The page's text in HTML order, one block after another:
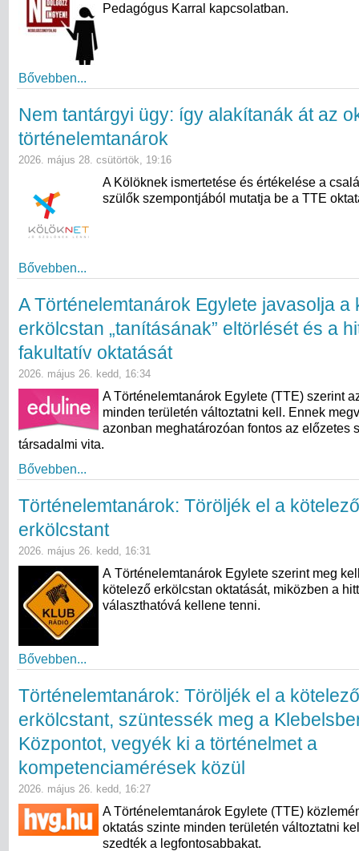
Pedagógus Karral kapcsolatban.
Bővebben...
Nem tantárgyi ügy: így alakítanák át az
történelemtanárok
2026. május 28. csütörtök, 19:16
A Kölöknek ismertetése és értékelése a
szülők szempontjából mutatja be a TTE
Bővebben...
A Történelemtanárok Egylete javasolja a
erkölcstan „tanításának” eltörlését és a
fakultatív oktatását
2026. május 26. kedd, 16:34
A Történelemtanárok Egylete (TTE) szerint
minden területén változtatni kell. Ennek
azonban meghatározóan fontos az előzetes
társadalmi vita.
Bővebben...
Történelemtanárok: Töröljék el a kötelező
erkölcstant
2026. május 26. kedd, 16:31
A Történelemtanárok Egylete szerint meg
kötelező erkölcstan oktatását, miközben a
választhatóvá kellene tenni.
Bővebben...
Történelemtanárok: Töröljék el a kötelező
erkölcstant, szüntessék meg a
Központot, vegyék ki a történelmet a
kompetenciamérések közül
2026. május 26. kedd, 16:27
A Történelemtanárok Egylete (TTE)
oktatás szinte minden területén változtatni
szedték a legfontosabbakat.